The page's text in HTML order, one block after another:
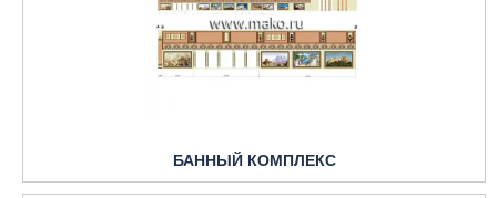
БАННЫЙ КОМПЛЕКС